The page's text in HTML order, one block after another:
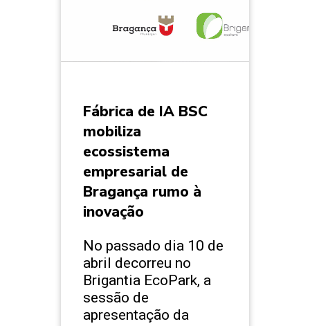
Fábrica de IA BSC
mobiliza
ecossistema
empresarial de
Bragança rumo à
inovação
No passado dia 10 de
abril decorreu no
Brigantia EcoPark, a
sessão de
apresentação da